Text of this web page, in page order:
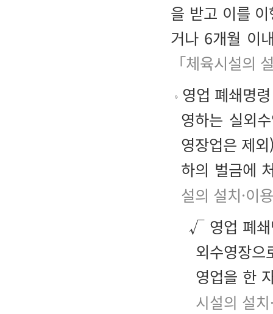
을 받고 이를
거나 6개월 이
「체육시설의
영업 폐쇄명
영하는 실외
영장업은 제
하의 벌금에
설의 설치·이
√ 영업 폐쇄
외수영장
영업을 한
시설의 설